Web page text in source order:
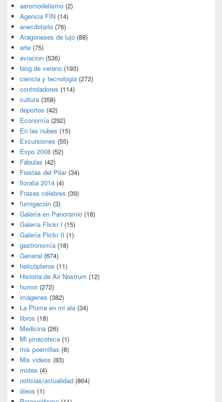
aeromodelismo (2)
Agencia FIN (14)
anecdotario (76)
Aragoneses de lujo (88)
arte (75)
aviacion (536)
blog de verano (193)
ciencia y tecnologia (272)
controladores (114)
cultura (358)
deportes (42)
Economía (292)
En las nubes (15)
Excursiones (55)
Expo 2008 (52)
Fábulas (42)
Fiestas del Pilar(34)
floralia 2014 (4)
Frases célebres (39)
fumigación (3)
Galería en Panoramio (18)
Galería Flickr I (15)
Galería Flickr II (1)
gastronomía (18)
General (674)
helicópteros (11)
Historia de Air Nostrum (12)
humor(272)
imagenes (382)
La Pluma en mi ala (34)
libros (18)
Medicina (26)
Mi pinacoteca (1)
mis poemillas (8)
Mis videos (83)
motes (4)
noticias/actualidad (864)
óleos (1)